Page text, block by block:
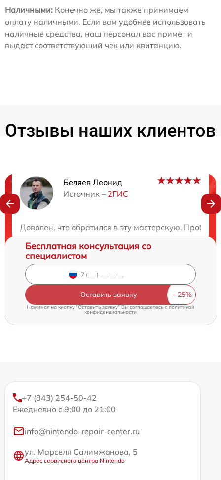
Наличными: Конечно же, мы также принимаем
оплату наличными. Если вам удобнее использовать
наличные средства, наш персонал вас примет и
выдаст соответствующий чек или квитанцию.
Отзывы наших клиентов
Беляев Леонид
Источник – 2ГИС
Доволен, что обратился в эту мастерскую.
Нужна консультация?
Бесплатная консультация со
специалистом
Оставить заявку
Нажимая на кнопку "Оставить заявку" Вы соглашаетесь c политикой
конфиденциальности
+7 (843) 254-50-42
Ежедневно с 9:00 до 21:00
info@nintendo-repair-center.ru
ул. Марселя Салимжанова, 5
Адрес сервисного центра Nintendo